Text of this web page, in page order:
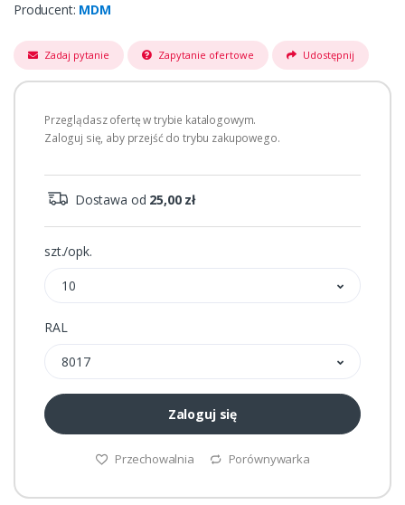
Producent: MDM
Zadaj pytanie Zapytanie ofertowe Udostępnij
Przeglądasz ofertę w trybie katalogowym.
Zaloguj się, aby przejść do trybu zakupowego.
Dostawa od 25,00 zł
szt./opk.
10
RAL
8017
Zaloguj się
Przechowalnia Porównywarka